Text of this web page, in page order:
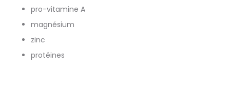
pro-vitamine A
magnésium
zinc
protéines